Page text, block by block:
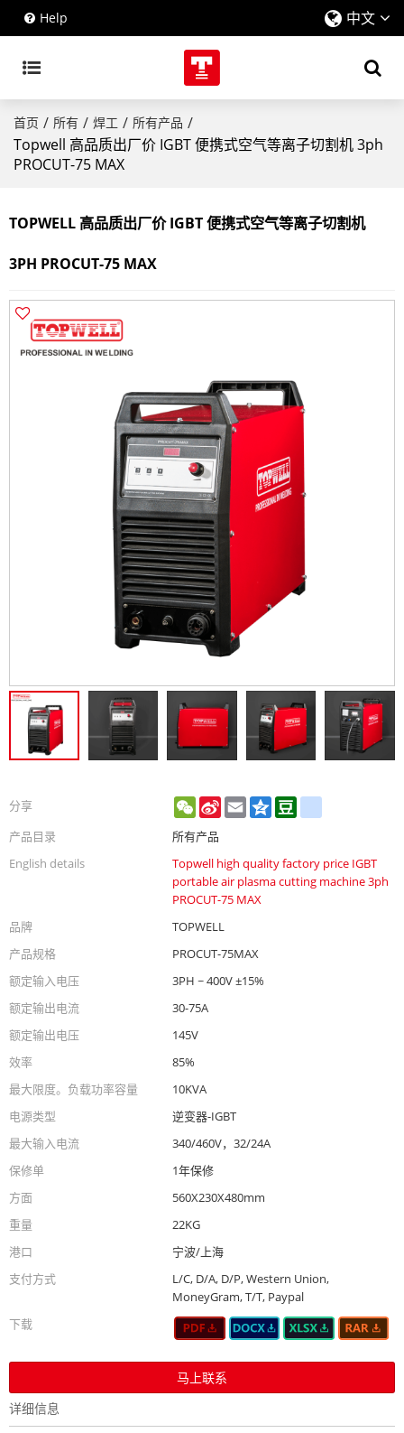
Help 中文
首页 / 所有 / 焊工 / 所有产品 /
Topwell 高品质出厂价 IGBT 便携式空气等离子切割机 3ph
PROCUT-75 MAX
TOPWELL 高品质出厂价 IGBT 便携式空气等离子切割机
3PH PROCUT-75 MAX
分享 WeChat
Sina
Weibo
Email Qzone
产品目录
所有产品
English details
Topwell high quality factory price IGBT
portable air plasma cutting machine 3ph
PROCUT-75 MAX
品牌
TOPWELL
产品规格
PROCUT-75MAX
额定输入电压
3PH ~ 400V ±15%
额定输出电流
30-75A
额定输出电压
145V
效率
85%
最大限度。负载功率容量
10KVA
电源类型
逆变器-IGBT
最大输入电流
340/460V，32/24A
保修单
1年保修
方面
560X230X480mm
重量
22KG
港口
宁波/上海
支付方式
L/C, D/A, D/P, Western Union,
MoneyGram, T/T, Paypal
下载
马上联系
详细信息